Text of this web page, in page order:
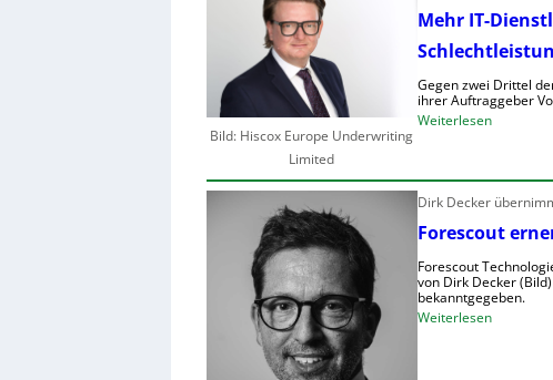
Bild: Hiscox Europe Underwriting
Limited
Mehr IT-
Gegen zwei Drittel
ihrer Auftraggeber
Weiterlesen:
r
I
-
D
i
Dirk Decker
Forescout
Forescout
von Dirk Decker
bekanntgegeben.
Weiterlesen: